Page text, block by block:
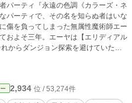
パーティ『永遠の色調《カラーズ・ネ
パーティで、その名を知らぬ者はいな
傷を負ってしまった無属性魔術師エー
およそ三年。エーヤは【エリディアル
からダンジョン探索を避けていた
ンジョン探索を提案される。渋々ダン
を相手にしている美少女と出会う。
って―――。 個の色を持た
」と定義し無限の可能性を創造するそ
ありながら凡人だと自称する青年は唯
2,934 位 / 53,274件